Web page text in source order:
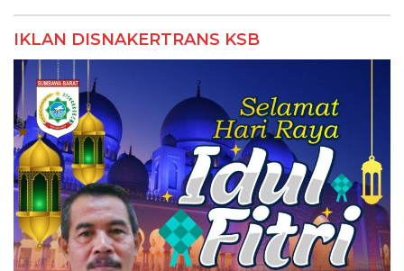
IKLAN DISNAKERTRANS KSB